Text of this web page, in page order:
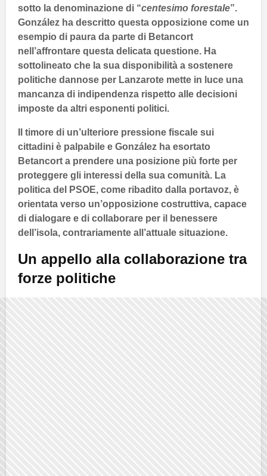
sotto la denominazione di “centesimo forestale”.
González ha descritto questa opposizione come un
esempio di paura da parte di Betancort
nell’affrontare questa delicata questione. Ha
sottolineato che la sua disponibilità a sostenere
politiche dannose per Lanzarote mette in luce una
mancanza di indipendenza rispetto alle decisioni
imposte da altri esponenti politici.
Il timore di un’ulteriore pressione fiscale sui
cittadini è palpabile e González ha esortato
Betancort a prendere una posizione più forte per
proteggere gli interessi della sua comunità. La
politica del
PSOE, come ribadito dalla portavoz, è
orientata verso un’opposizione costruttiva, capace
di dialogare e di collaborare per il benessere
dell’isola, contrariamente all’attuale situazione.
Un appello alla collaborazione tra
forze politiche